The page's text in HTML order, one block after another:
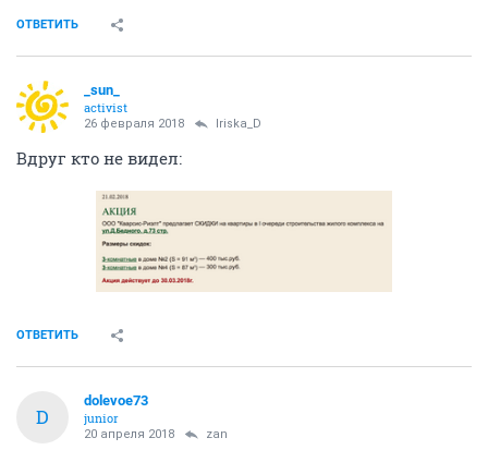
ОТВЕТИТЬ
_sun_
activist
26 февраля 2018 Iriska_D
Вдруг кто не видел:
ОТВЕТИТЬ
D
dolevoe73
junior
20 апреля 2018 zan